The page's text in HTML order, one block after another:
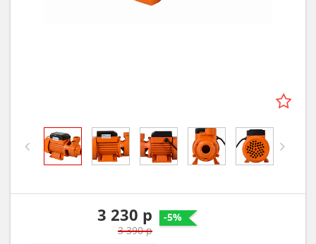
Previous
3 230 р
3 390 р
-5%